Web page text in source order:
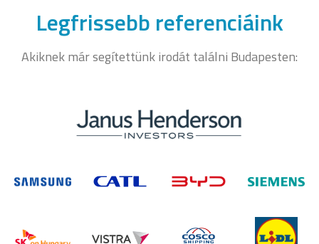
Legfrissebb referenciáink
Akiknek már segítettünk irodát találni Budapesten: